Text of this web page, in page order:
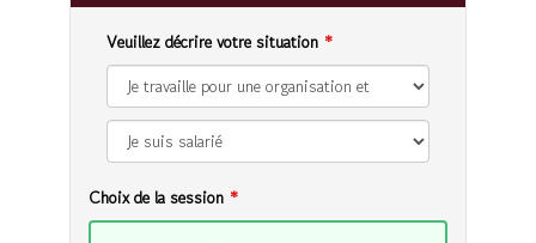
Veuillez décrire votre situation
Choix de la session